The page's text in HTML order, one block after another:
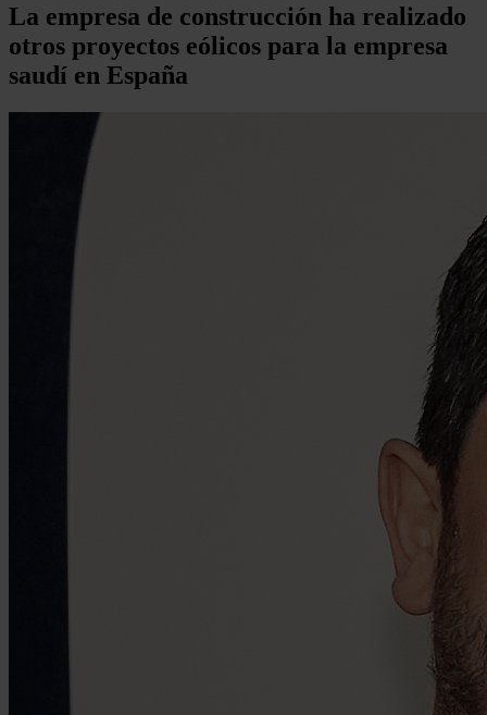
La empresa de construcción ha realizado
otros proyectos eólicos para la empresa
saudí en España